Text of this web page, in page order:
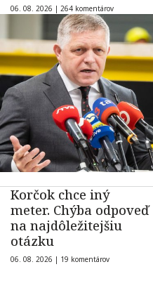
06. 08. 2026 | 264 komentárov
Korčok chce iný
meter. Chýba odpoveď
na najdôležitejšiu
otázku
06. 08. 2026 | 19 komentárov